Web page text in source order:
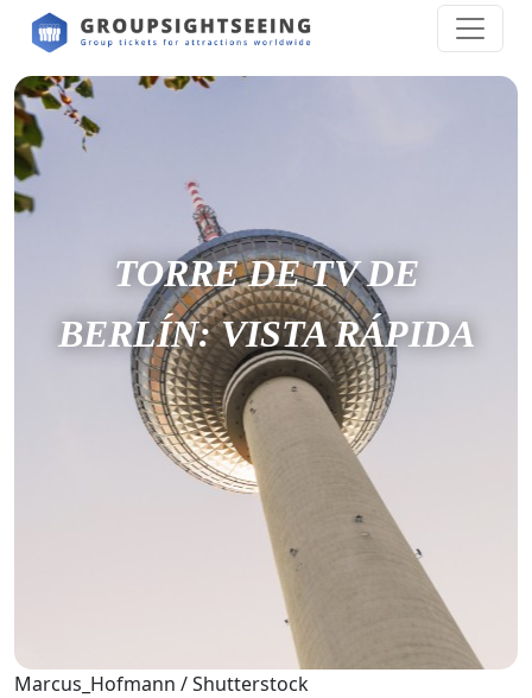
TORRE DE TV DE
BERLÍN: VISTA RÁPIDA
Marcus_Hofmann / Shutterstock